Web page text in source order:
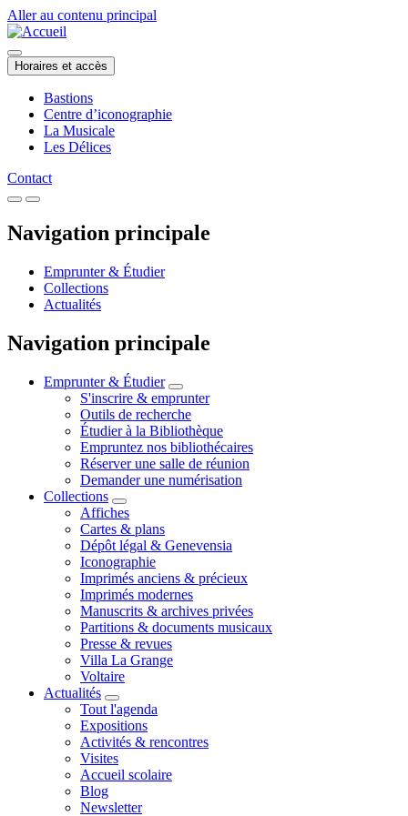
Aller au contenu principal
Horaires et accès
Bastions
Centre d’iconographie
La Musicale
Les Délices
Contact
Navigation principale
Emprunter & Étudier
Collections
Actualités
Navigation principale
Emprunter & Étudier
S'inscrire & emprunter
Outils de recherche
Étudier à la Bibliothèque
Empruntez nos bibliothécaires
Réserver une salle de réunion
Demander une numérisation
Collections
Affiches
Cartes & plans
Dépôt légal & Genevensia
Iconographie
Imprimés anciens & précieux
Imprimés modernes
Manuscrits & archives privées
Partitions & documents musicaux
Presse & revues
Villa La Grange
Voltaire
Actualités
Tout l'agenda
Expositions
Activités & rencontres
Visites
Accueil scolaire
Blog
Newsletter